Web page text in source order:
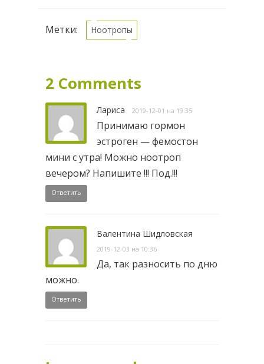
Метки: Ноотропы
2 Comments
Лариса 2019-12-01 на 19:35
Принимаю гормон
эстроген — фемостон
мини с утра! Можно ноотроп
вечером? Напишите !!! Под.!!!
Ответить
Валентина Шидловская
2019-12-03 на 10:36
Да, так разносить по дню
можно.
Ответить